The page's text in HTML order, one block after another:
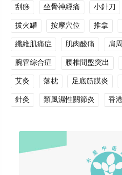
刮痧
坐骨神經痛 小針刀
拔火罐
按摩穴位 推拿
纖維肌痛症
肌肉酸痛 肩
腕管綜合症
腰椎間盤突出
艾灸
落枕 足底筋膜炎
針灸
類風濕性關節炎 香